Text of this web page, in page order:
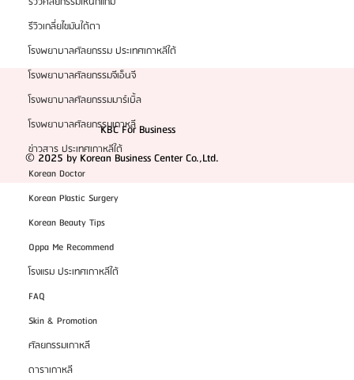
รีวิวเกลี่ยไขมันใต้ตา
โรงพยาบาลศัลยกรรม ประเทศเกาหลีใต้
โรงพยาบาลศัลยกรรมจีเอ็นจี
โรงพยาบาลศัลยกรรมมาร์เบิ้ล
โรงพยาบาลศัลยกรรมเกาหลี
ข่าวสาร ประเทศเกาหลีใต้
Korean Doctor
Korean Plastic Surgery
Korean Beauty Tips
Oppa Me Recommend
โรงแรม ประเทศเกาหลีใต้
FAQ
Skin & Promotion
ศัลยกรรมเกาหลี
ดาราเกาหลี
KBC For Business
© 2025 by Korean Business Center Co.,Ltd.